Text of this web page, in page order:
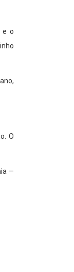
e o
O
—